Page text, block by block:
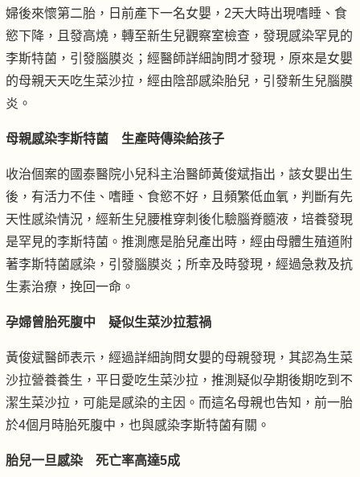
婦後來懷第二胎，日前產下一名女嬰，2天大時出現嗜睡、食
慾下降，且發高燒，轉至新生兒觀察室檢查，發現感染罕見的
李斯特菌，引發腦膜炎；經醫師詳細詢問才發現，原來是女嬰
的母親天天吃生菜沙拉，經由陰部感染胎兒，引發新生兒腦膜
炎。
母親感染李斯特菌 生產時傳染給孩子
收治個案的國泰醫院小兒科主治醫師黃俊斌指出，該女嬰出生
後，有活力不佳、嗜睡、食慾不好，且頻繁低血氧，判斷有先
天性感染情況，經新生兒腰椎穿刺後化驗腦脊髓液，培養發現
是罕見的李斯特菌。推測應是胎兒產出時，經由母體生殖道附
著李斯特菌感染，引發腦膜炎；所幸及時發現，經過急救及抗
生素治療，挽回一命。
孕婦曾胎死腹中 疑似生菜沙拉惹禍
黃俊斌醫師表示，經過詳細詢問女嬰的母親發現，其認為生菜
沙拉營養養生，平日愛吃生菜沙拉，推測疑似孕期後期吃到不
潔生菜沙拉，可能是感染的主因。而這名母親也告知，前一胎
於4個月時胎死腹中，也與感染李斯特菌有關。
胎兒一旦感染 死亡率高達5成